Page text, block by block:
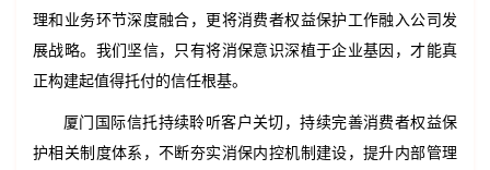
理和业务环节深度融合，更将消费者权益保护工作融入公司发
展战略。我们坚信，只有将消保意识深植于企业基因，才能真
正构建起值得托付的信任根基。
厦门国际信托持续聆听客户关切，持续完善消费者权益保
护相关制度体系，不断夯实消保内控机制建设，提升内部管理